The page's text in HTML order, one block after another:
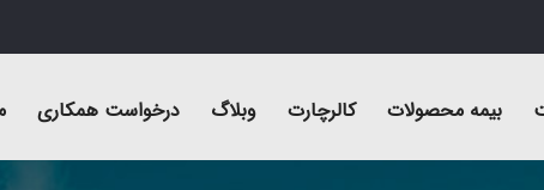
بیمه محصولات کالرچارت وبلاگ درخواست همکاری